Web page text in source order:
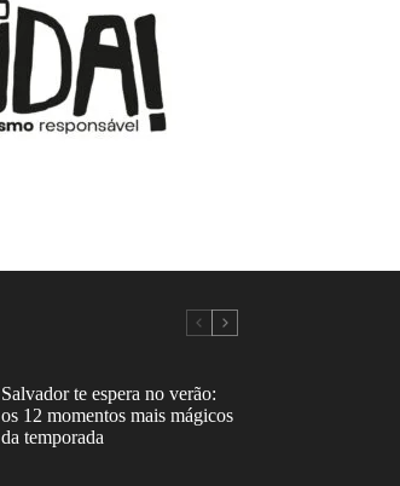
Salvador te espera no verão:
os 12 momentos mais mágicos
da temporada